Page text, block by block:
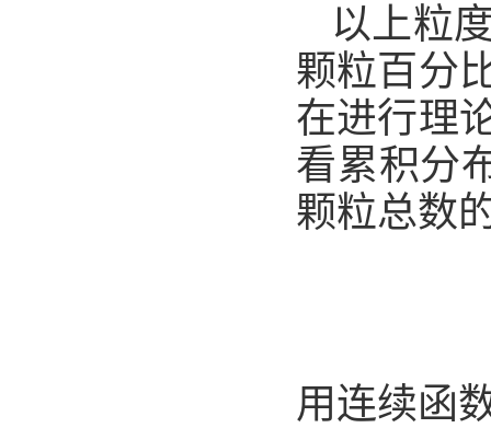
以上粒
颗粒百分
在进行理
看累积分
颗粒总数
用连续函